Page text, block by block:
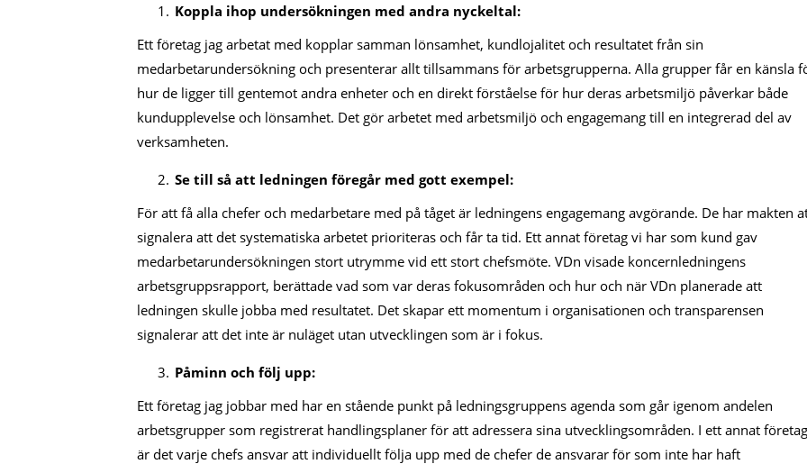
Koppla ihop undersökningen med andra nyckeltal:
Ett företag jag arbetat med kopplar samman lönsamhet, kundlojalitet och resultatet från sin
medarbetarundersökning och presenterar allt tillsammans för arbetsgrupperna. Alla grupper får en känsla
hur de ligger till gentemot andra enheter och en direkt förståelse för hur deras arbetsmiljö påverkar både
kundupplevelse och lönsamhet. Det gör arbetet med arbetsmiljö och engagemang till en integrerad del av
verksamheten.
Se till så att ledningen föregår med gott exempel:
För att få alla chefer och medarbetare med på tåget är ledningens engagemang avgörande. De har makten
signalera att det systematiska arbetet prioriteras och får ta tid. Ett annat företag vi har som kund gav
medarbetarundersökningen stort utrymme vid ett stort chefsmöte. VDn visade koncernledningens
arbetsgruppsrapport, berättade vad som var deras fokusområden och hur och när VDn planerade att
ledningen skulle jobba med resultatet. Det skapar ett momentum i organisationen och transparensen
signalerar att det inte är nuläget utan utvecklingen som är i fokus.
Påminn och följ upp:
Ett företag jag jobbar med har en stående punkt på ledningsgruppens agenda som går igenom andelen
arbetsgrupper som registrerat handlingsplaner för att adressera sina utvecklingsområden. I ett annat företag
är det varje chefs ansvar att individuellt följa upp med de chefer de ansvarar för som inte har haft